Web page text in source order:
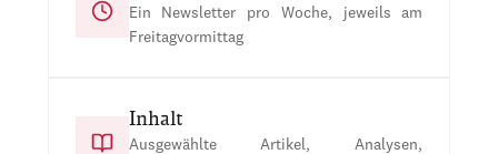
Ein Newsletter pro Woche, jeweils am
Freitagvormittag
Inhalt
Ausgewählte Artikel, Analysen,